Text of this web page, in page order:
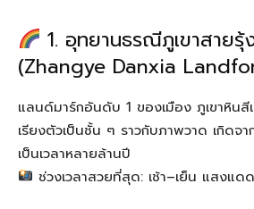
1. อุทยานธรณีภูเขาสายรุ้
(Zhangye Danxia
แลนด์มาร์กอันดับ 1 ของเมือง ภูเขาหิน
เรียงตัวเป็นชั้น ๆ ราวกับภาพวาด เกิดจ
เป็นเวลาหลายล้านปี
ช่วงเวลาสวยที่สุด: เช้า–เย็น แสงแ